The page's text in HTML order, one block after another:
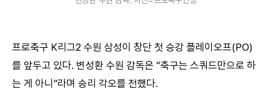
프로축구 K리그2 수원 삼성이 창단 첫 승강 플레이오프(PO)
를 앞두고 있다. 변성환 수원 감독은 “축구는 스쿼드만으로 하
는 게 아니”라며 승리 각오를 전했다.